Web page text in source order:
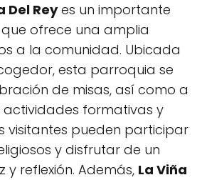
Del Reyes un importante
ofrece una amplia
a la comunidad. Ubicada
esta parroquia se
de misas, así como a
actividades formativas y
visitantes pueden participar
y disfrutar de un
reflexión. Además, La Viña